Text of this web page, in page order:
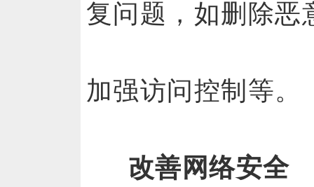
复问题，如删除恶
加强访问控制等。
改善网络安全